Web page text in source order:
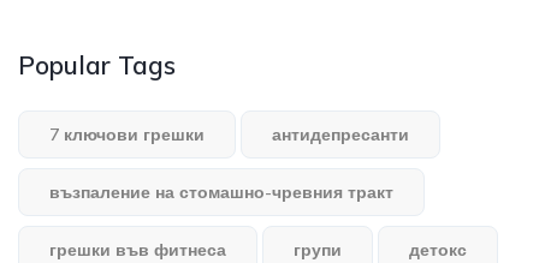
Popular Tags
7 ключови грешки антидепресанти
възпаление на стомашно-чревния тракт
грешки във фитнеса групи детокс